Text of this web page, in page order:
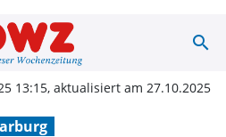
Fundgrube fürsearch
13:15, aktualisiert am 27.10.2025